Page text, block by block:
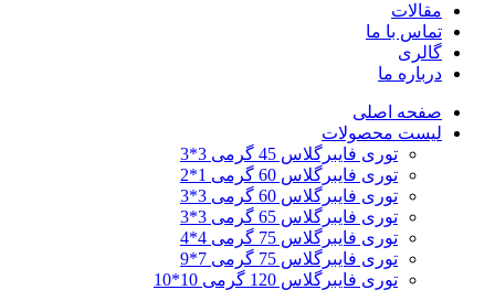
مقالات
تماس با ما
گالری
درباره ما
صفحه اصلی
لیست محصولات
توری فایبرگلاس 45 گرمی 3*3
توری فایبرگلاس 60 گرمی 1*2
توری فایبرگلاس 60 گرمی 3*3
توری فایبرگلاس 65 گرمی 3*3
توری فایبرگلاس 75 گرمی 4*4
توری فایبرگلاس 75 گرمی 7*9
توری فایبرگلاس 120 گرمی 10*10